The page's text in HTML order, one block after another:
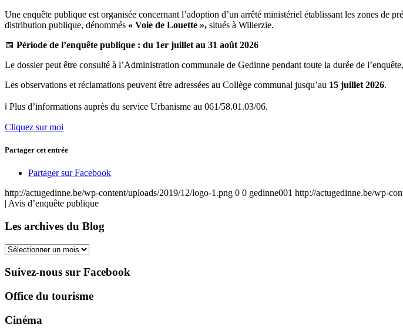
Une enquête publique est organisée concernant l’adoption d’un arrêté ministériel établissant les zones de
distribution publique, dénommés « Voie de Louette », situés à Willerzie.
📅 Période de l’enquête publique : du 1er juillet au 31 août 2026
Le dossier peut être consulté à l’Administration communale de Gedinne pendant toute la durée de
Les observations et réclamations peuvent être adressées au Collège communal jusqu’au 15 juillet 2026.
ℹ️ Plus d’informations auprès du service Urbanisme au 061/58.01.03/06.
Cliquez sur moi
Partager cet entrée
Partager sur Facebook
http://actugedinne.be/wp-content/uploads/2019/12/logo-1.png 0 0 gedinne001 http://actugedinne.be/wp-
| Avis d’enquête publique
Les archives du Blog
Les
du
Suivez-nous sur Facebook
Office du tourisme
Cinéma